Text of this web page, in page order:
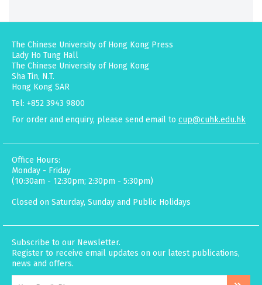
The Chinese University of Hong Kong Press
Lady Ho Tung Hall
The Chinese University of Hong Kong
Sha Tin, N.T.
Hong Kong SAR
Tel: +852 3943 9800
For order and enquiry, please send email to cup@cuhk.edu.hk
Office Hours:
Monday - Friday
(10:30am - 12:30pm; 2:30pm - 5:30pm)
Closed on Saturday, Sunday and Public Holidays
Subscribe to our Newsletter.
Register to receive email updates on our latest publications,
news and offers.